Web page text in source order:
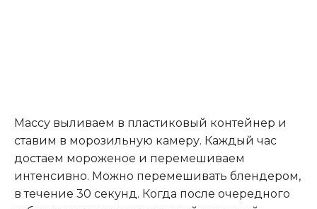
Массу выливаем в пластиковый контейнер и
ставим в морозильную камеру. Каждый час
достаем мороженое и перемешиваем
интенсивно. Можно перемешивать блендером,
в течение 30 секунд. Когда после очередного